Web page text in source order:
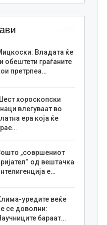
Владата ќе
обештети граѓаните
претрпеа…
хороскопски
влегуваат во
ера која ќе
„совршениот
од вештачка
е…
уредите веќе
се доволни:
бараат…